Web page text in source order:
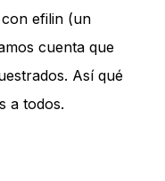
efilin (un
cuenta que
Así qué
a todos.